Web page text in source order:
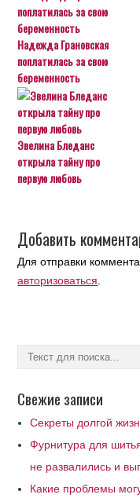
Надежда Грановская
поплатилась за свою
беременность
Эвелина Бледанс
открыла тайну про
первую любовь
Добавить
Для отправки
авторизоваться
Свежие записи
Секреты долгой
Фурнитура для
не развалились и
Какие проблемы